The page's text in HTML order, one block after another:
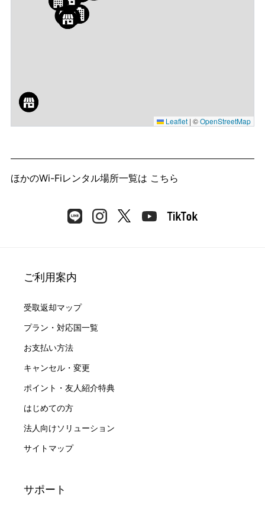
Leaflet | ©OpenStreetMap
ほかのWi-Fiレンタル場所一覧は こちら
ご利用案内
受取返却マップ
プラン・対応国一覧
お支払い方法
キャンセル・変更
ポイント・友人紹介特典
はじめての方
法人向けソリューション
サイトマップ
サポート